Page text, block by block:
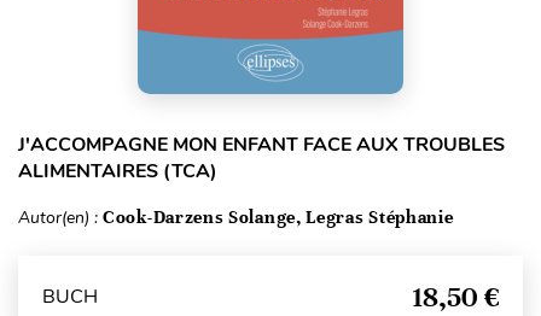
J'ACCOMPAGNE MON ENFANT FACE AUX TROUBLES
ALIMENTAIRES (TCA)
Autor(en) : Cook-Darzens Solange, Legras Stéphanie
BUCH 18,50 €